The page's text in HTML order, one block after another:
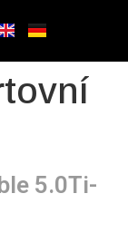
5.0Ti-